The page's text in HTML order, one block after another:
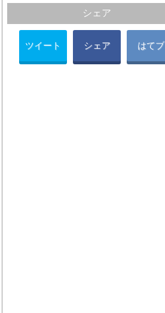
シェア
ツイート シェア はてブ